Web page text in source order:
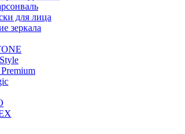
для лица
зеркала